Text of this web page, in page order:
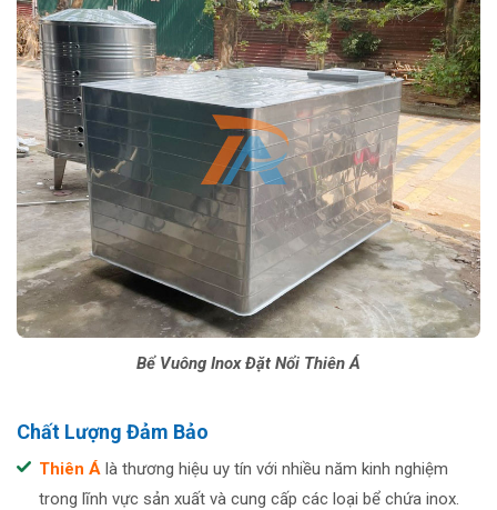
Bể Vuông Inox Đặt Nổi Thiên Á
Chất Lượng Đảm Bảo
Thiên Á là thương hiệu uy tín với nhiều năm kinh nghiệm
trong lĩnh vực sản xuất và cung cấp các loại bể chứa inox.